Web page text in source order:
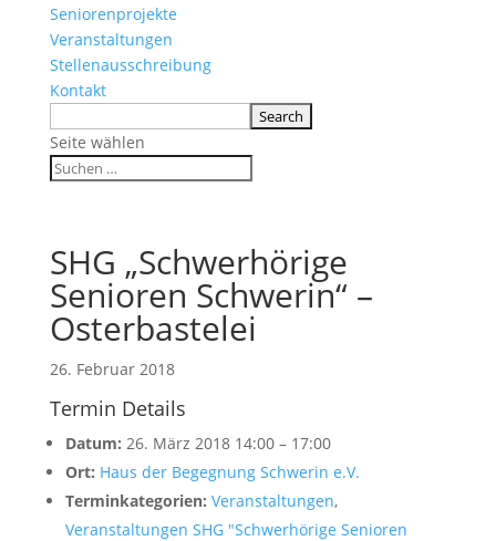
Seniorenprojekte
Veranstaltungen
Stellenausschreibung
Kontakt
Seite wählen
SHG „Schwerhörige
Senioren Schwerin“ –
Osterbastelei
26. Februar 2018
Termin Details
Datum: 26. März 2018 14:00– 17:00
Ort: Haus der Begegnung Schwerin e.V.
Terminkategorien: Veranstaltungen,
Veranstaltungen SHG "Schwerhörige Senioren